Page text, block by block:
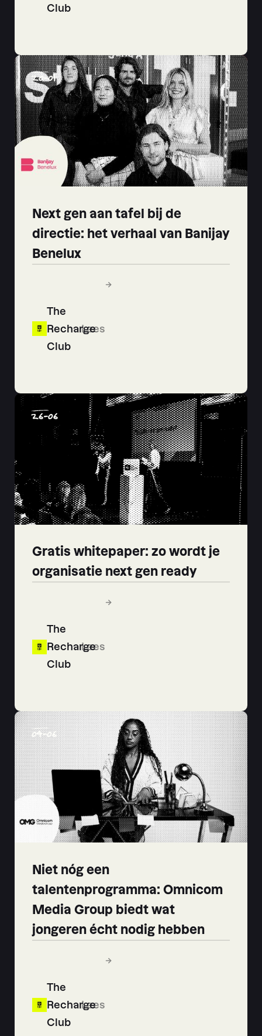
Club
Next gen aan tafel bij de
directie: het verhaal van Banijay
Benelux
The
Recharge
Club
Lees
20-01
Gratis whitepaper: zo wordt je
organisatie next gen ready
The
Recharge
Club
Lees
26-06
Niet nóg een
talentenprogramma: Omnicom
Media Group biedt wat
jongeren écht nodig hebben
The
Recharge
Club
Lees
04-06